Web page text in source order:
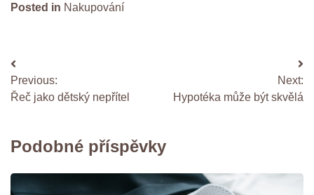
Posted in Nakupování
Navigace
pro
Previous:
Řeč jako dětský nepřítel
Next:
Hypotéka může být skvělá
Podobné příspěvky